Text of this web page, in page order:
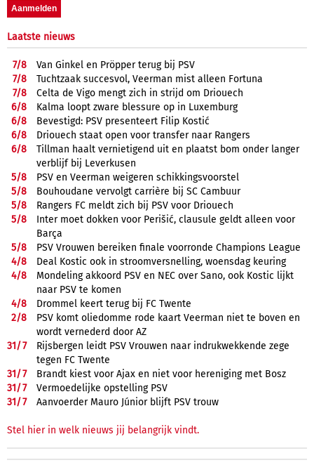
Laatste nieuws
7/8
Van Ginkel en Pröpper terug bij PSV
7/8
Tuchtzaak succesvol, Veerman mist alleen Fortuna
7/8
Celta de Vigo mengt zich in strijd om Driouech
6/8
Kalma loopt zware blessure op in Luxemburg
6/8
Bevestigd: PSV presenteert Filip Kostić
6/8
Driouech staat open voor transfer naar Rangers
6/8
Tillman haalt vernietigend uit en plaatst bom onder langer
verblijf bij Leverkusen
5/8
PSV en Veerman weigeren schikkingsvoorstel
5/8
Bouhoudane vervolgt carrière bij SC Cambuur
5/8
Rangers FC meldt zich bij PSV voor Driouech
5/8
Inter moet dokken voor Perišić, clausule geldt alleen voor
Barça
5/8
PSV Vrouwen bereiken finale voorronde Champions League
4/8
Deal Kostic ook in stroomversnelling, woensdag keuring
4/8
Mondeling akkoord PSV en NEC over Sano, ook Kostic lijkt
naar PSV te komen
4/8
Drommel keert terug bij FC Twente
2/8
PSV komt oliedomme rode kaart Veerman niet te boven en
wordt vernederd door AZ
31/7
Rijsbergen leidt PSV Vrouwen naar indrukwekkende zege
tegen FC Twente
31/7
Brandt kiest voor Ajax en niet voor hereniging met Bosz
31/7
Vermoedelijke opstelling PSV
31/7 Aanvoerder Mauro Júnior blijft PSV trouw
Stel hier in welk nieuws jij belangrijk vindt.